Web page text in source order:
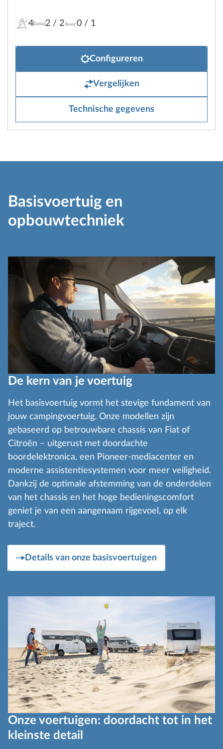
4 2 / 2 0/ 1
Configureren
Vergelijken
Technische gegevens
Basisvoertuig en
opbouwtechniek
De kern van je voertuig
Het basisvoertuig vormt het stevige fundament van
jouw campingvoertuig. Onze modellen zijn
gebaseerd op betrouwbare chassis van Fiat of
Citroën – uitgerust met doordachte
boordelektronica, een Pioneer-mediacenter en
moderne assistentiesystemen voor meer veiligheid.
Dankzij de optimale afstemming van de onderdelen
van het chassis en het hoge bedieningscomfort
geniet je van een aangenaam rijgevoel, op elk
traject.
Details van onze basisvoertuigen
Onze voertuigen: doordacht tot in het
kleinste detail